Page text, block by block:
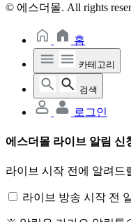
© 에스더몰. All rights
홈
카테고리
검색
로그인
에스더몰 라이브 알림 신
라이브 시작 전에 알려드
라이브 방송 시작 전